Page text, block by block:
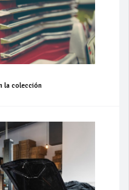
la colección